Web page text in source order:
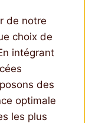
de notre
choix de
intégrant
des
optimale
les plus